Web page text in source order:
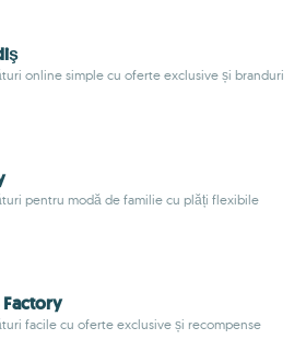
online simple cu oferte exclusive și branduri
pentru modă de familie cu plăți flexibile
Factory
facile cu oferte exclusive și recompense